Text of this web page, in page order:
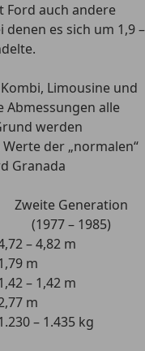
Ford auch andere
es sich um 1,9 –
Limousine und
Abmessungen alle
werden
der „normalen“
Granada
Zweite Generation
(1977 – 1985)
– 4,82 m
m
– 1,42 m
m
– 1.435 kg